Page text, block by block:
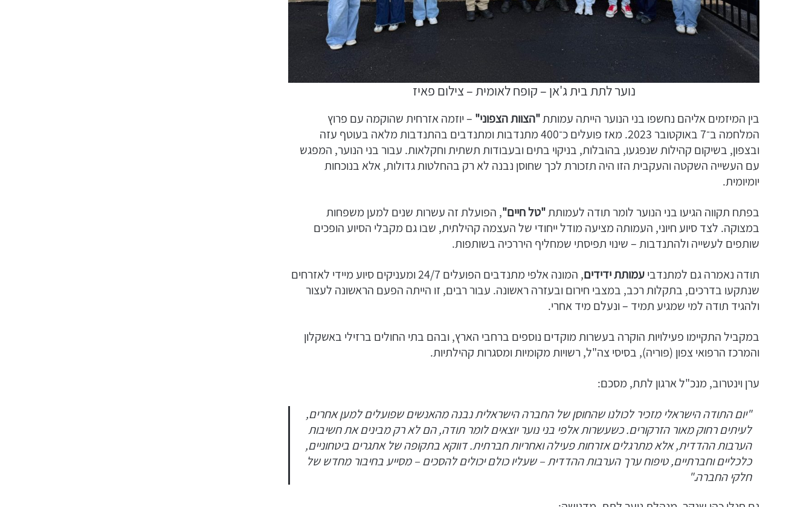
נוער לתת בית ג'אן – קופח לאומית – צילום פאיז
בין המיזמים אליהם נחשפו בני הנוער הייתה עמותת"הצוות הצפוני" – יוזמה אזרחית שהוקמה עם פרוץ
המלחמה ב־7 באוקטובר 2023. מאז פועלים כ־400 מתנדבות ומתנדבים בהתנדבות מלאה בעוטף עזה
ובצפון, בשיקום קהילות שנפגעו, בהובלות, בניקוי בתים ובעבודות תשתית וחקלאות. עבור בני הנוער, המפגש
עם העשייה השקטה והעקבית הזו היה תזכורת לכך שחוסן נבנה לא רק בהחלטות גדולות, אלא בנוכחות
יומיומית.
בפתח תקווה הגיעו בני הנוער לומר תודה לעמותת"טל חיים", הפועלת זה עשרות שנים למען משפחות
במצוקה. לצד סיוע חיוני, העמותה מציעה מודל ייחודי של העצמה קהילתית, שבו גם מקבלי הסיוע הופכים
שותפים לעשייה ולהתנדבות – שינוי תפיסתי שמחליף היררכיה בשותפות.
תודה נאמרה גם למתנדביעמותת ידידים
, המונה אלפי מתנדבים הפועלים 24/7 ומעניקים סיוע מיידי לאזרחים
שנתקעו בדרכים, בתקלות רכב, במצבי חירום ובעזרה ראשונה. עבור רבים, זו הייתה הפעם הראשונה לעצור
ולהגיד תודה למי שמגיע תמיד – ונעלם מיד אחרי.
במקביל התקיימו פעילויות הוקרה בעשרות מוקדים נוספים ברחבי הארץ, ובהם בתי החולים ברזילי באשקלון
והמרכז הרפואי צפון (פוריה), בסיסי צה"ל, רשויות מקומיות ומסגרות קהילתיות.
ערן וינטרוב, מנכ"ל ארגון לתת, מסכם:
"יום התודה הישראלי מזכיר לכולנו שהחוסן של החברה הישראלית נבנה מהאנשים שפועלים למען אחרים,
לעיתים רחוק מאור הזרקורים. כשעשרות אלפי בני נוער יוצאים לומר תודה, הם לא רק מבינים את חשיבות
הערבות ההדדית, אלא מתרגלים אזרחות פעילה ואחריות חברתית. דווקא בתקופה של אתגרים ביטחוניים,
כלכליים וחברתיים, טיפוח ערך הערבות ההדדית – שעליו כולם יכולים להסכים – מסייע בחיבור מחדש של
חלקי החברה."